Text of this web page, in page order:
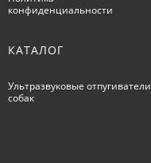
конфиденциальности
КАТАЛОГ
Ультразвуковые отпугиватели
собак